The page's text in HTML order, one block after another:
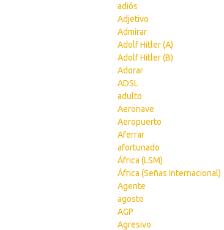
adiós
Adjetivo
Admirar
Adolf Hitler (A)
Adolf Hitler (B)
Adorar
ADSL
adulto
Aeronave
Aeropuerto
Aferrar
afortunado
África (LSM)
África (Señas Internacional)
Agente
agosto
AGP
Agresivo